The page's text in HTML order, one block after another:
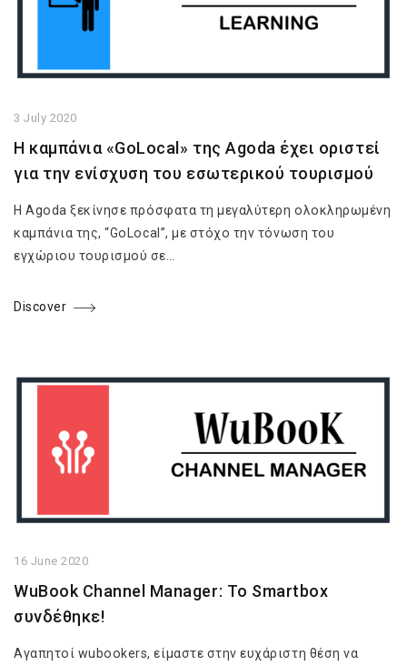
3 July 2020
Η καμπάνια «GoLocal» της Agoda έχει οριστεί
για την ενίσχυση του εσωτερικού τουρισμού
Η Agoda ξεκίνησε πρόσφατα τη μεγαλύτερη ολοκληρωμένη
καμπάνια της, “GoLocal”, με στόχο την τόνωση του
εγχώριου τουρισμού σε…
Discover
16 June 2020
WuBook Channel Manager: Το Smartbox
συνδέθηκε!
Αγαπητοί wubookers, είμαστε στην ευχάριστη θέση να